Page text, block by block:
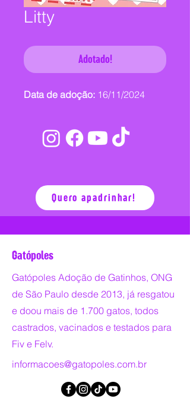
Litty
Adotado!
Data de adoção: 16/11/2024
Quero apadrinhar!
Gatópoles
Gatópoles Adoção de Gatinhos, ONG
de São Paulo desde 2013, já resgatou
e doou mais de 1.700 gatos, todos
castrados, vacinados e testados para
Fiv e Felv.
informacoes@gatopoles.com.br